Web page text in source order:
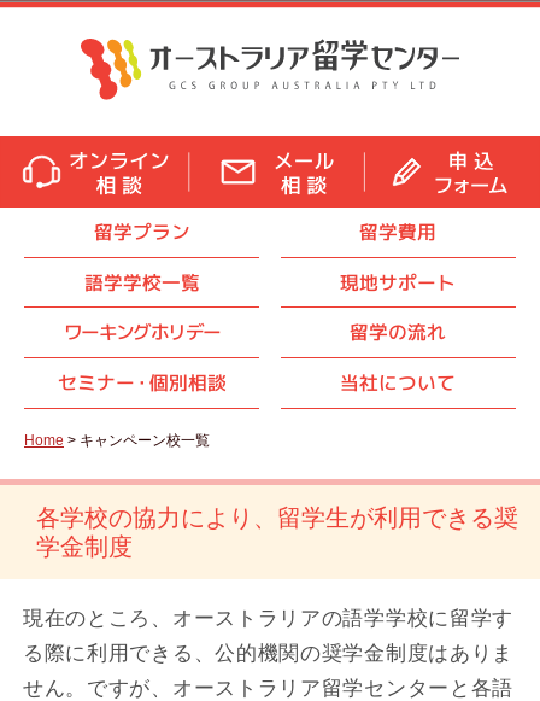
留学プラン
留学費用
語学学校一覧
現地サポート
ワーキングホリデー
留学の流れ
セミナー・ 個別相談 当社について
Home > キャンペーン校一覧
各学校の協力により、留学生が利用できる奨
学金制度
現在のところ、オーストラリアの語学学校に留学す
る際に利用できる、公的機関の奨学金制度はありま
せん。ですが、オーストラリア留学センターと各語